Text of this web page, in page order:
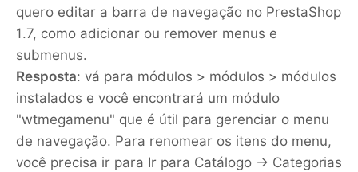
quero editar a barra de navegação no PrestaShop
1.7, como adicionar ou remover menus e
submenus.
Resposta: vá para módulos > módulos > módulos
instalados e você encontrará um módulo
"wtmegamenu" que é útil para gerenciar o menu
de navegação. Para renomear os itens do menu,
você precisa ir para Ir para Catálogo -> Categorias